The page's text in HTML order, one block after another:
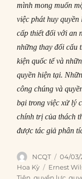
mình mong muốn
việc phát huy
cấp thiết đối với an
những thay đổi cấu
kiện quốc tế và
quyền hiện tại.
công chúng và
bại trong việc xử lý
chính trị của thách
được tác giả phân
Author
NCQT
Posted
on
04/03/
Hoa Kỳ
Tags
Ernest